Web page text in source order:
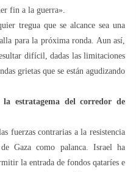
fin a la guerra».
tregua que se alcance sea una
para la próxima ronda. Aun así,
difícil, dadas las limitaciones
grietas que se están agudizando
estratagema del corredor de
fuerzas contrarias a la resistencia
Gaza como palanca. Israel ha
la entrada de fondos qataríes e